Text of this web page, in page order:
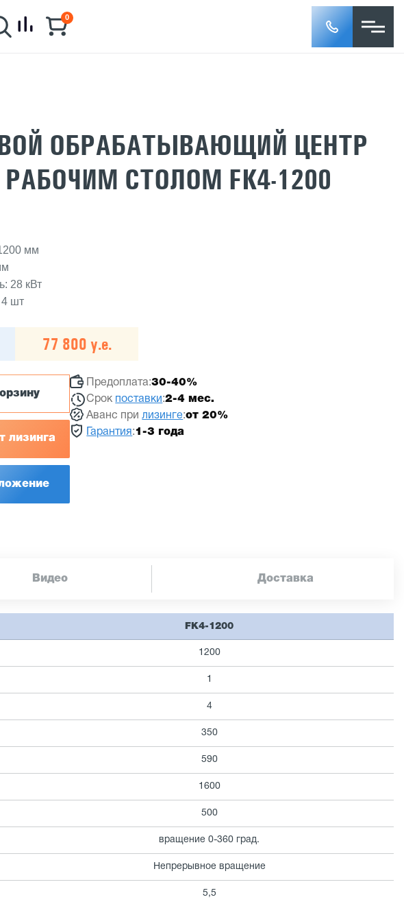
0
ОБРАБАТЫВАЮЩИЙ ЦЕНТР
СТОЛОМ FK4-1200
мм
28 кВт
4 шт
77 800 у.е.
лизинга
Предоплата:30-40%
Срок поставки :2-4 мес.
Аванс прилизинге:от 20%
Гарантия :1-3 года
Видео Доставка
FK4-1200
1200
1
4
350
590
1600
500
вращение 0-360 град.
Непрерывное вращение
5,5